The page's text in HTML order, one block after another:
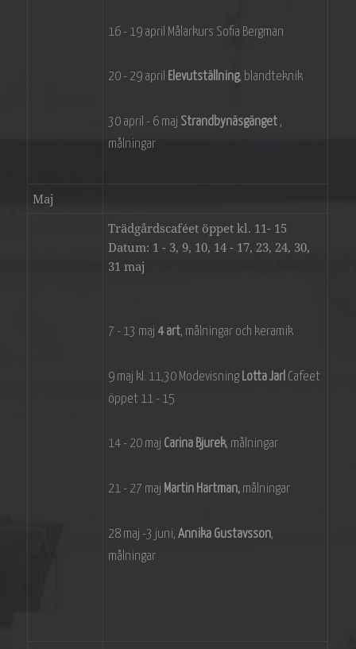
16 - 19 april Målarkurs Sofia Bergman
20 - 29 april Elevutställning, blandteknik
30 april - 6 maj Strandbynäsgänget ,
målningar
Maj
Trädgårdscaféet öppet kl. 11- 15
Datum: 1 - 3, 9, 10, 14 - 17, 23, 24, 30,
31 maj
7 - 13 maj 4 art, målningar och keramik
9 maj kl. 11,30 Modevisning Lotta Jarl Cafeet
öppet 11 - 15
14 - 20 maj Carina Bjurek, målningar
21 - 27 maj Martin Hartman, målningar
28 maj -3 juni, Annika Gustavsson,
målningar